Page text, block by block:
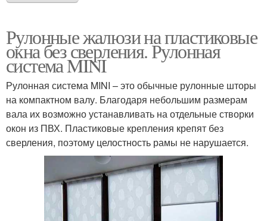
Рулонные жалюзи на пластиковые
окна без сверления. Рулонная
система MINI
Рулонная система MINI – это обычные рулонные шторы
на компактном валу. Благодаря небольшим размерам
вала их возможно устанавливать на отдельные створки
окон из ПВХ. Пластиковые крепления крепят без
сверления, поэтому целостность рамы не нарушается.